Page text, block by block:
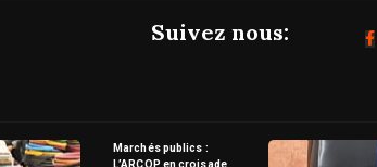
Suivez nous:
Marchés publics :
L’ARCOP en croisade